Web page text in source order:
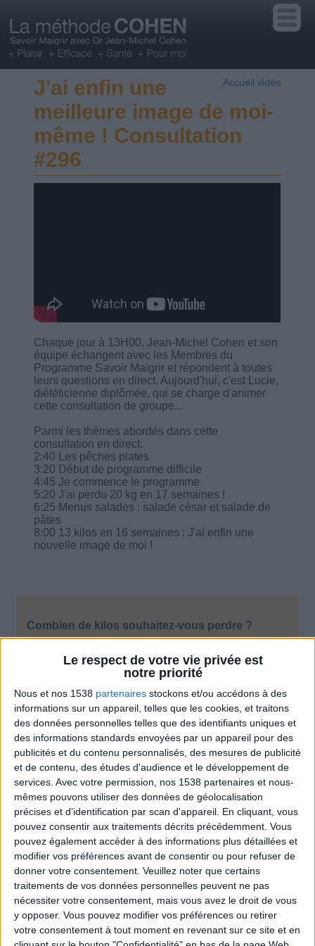
Le respect de votre vie privée est
notre priorité
Nous et nos 1538 partenaires stockons et/ou accédons à des
informations sur un appareil, telles que les cookies, et traitons
des données personnelles telles que des identifiants uniques et
des informations standards envoyées par un appareil pour des
publicités et du contenu personnalisés, des mesures de publicité
et de contenu, des études d'audience et le développement de
services. Avec votre permission, nos 1538 partenaires et nous-
mêmes pouvons utiliser des données de géolocalisation
précises et d’identification par scan d'appareil. En cliquant, vous
pouvez consentir aux traitements décrits précédemment. Vous
pouvez également accéder à des informations plus détaillées et
modifier vos préférences avant de consentir ou pour refuser de
donner votre consentement. Veuillez noter que certains
traitements de vos données personnelles peuvent ne pas
nécessiter votre consentement, mais vous avez le droit de vous
y opposer. Vous pouvez modifier vos préférences ou retirer
votre consentement à tout moment en revenant sur ce site et en
Accueil vidéo
J'ai enfin une
meilleure image de moi-
même ! Consultation
#296
Chaque jour à 13H00, Jean-Michel Cohen et son
équipe échangent avec les Membres du
Programme Savoir Maigrir et répondent à toutes
leurs questions en direct. Aujourd'hui, c'est Lucie,
diététicienne diplômée, qui se charge d'animer
cette consultation de groupe...
Parmi les thèmes abordés dans cette
consultation en direct:
2:40 Les pêches plates
3:20 Début de programme difficile
4:45 Je commence le programme
5:20 J'ai perdu 20 kg en 17 semaines !
6:25 Menus salades : salade césar et salade de
pâtes
8:00 13 kilos en 16 semaines : J'ai enfin une
nouvelle image de moi !
Combien de kilos souhaitez-vous perdre ?
Moins de
5 kilos
De 5 à 10
kilos
Plus de
10 kilos
Webinaires en direct Voir tout
Chaque semaine, posez vos questions en live
en participant à des vidéo-conférences avec
Jean-Michel et les diététiciennes du
programme.